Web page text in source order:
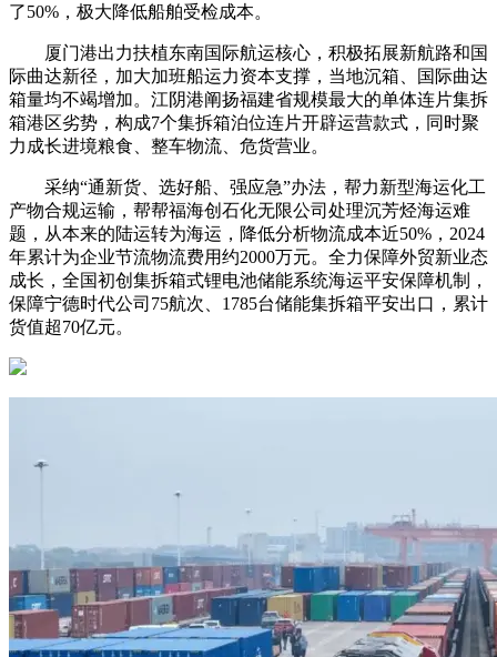
了50%，极大降低船舶受检成本。
厦门港出力扶植东南国际航运核心，积极拓展新航路和国
际曲达新径，加大加班船运力资本支撑，当地沉箱、国际曲达
箱量均不竭增加。江阴港阐扬福建省规模最大的单体连片集拆
箱港区劣势，构成7个集拆箱泊位连片开辟运营款式，同时聚
力成长进境粮食、整车物流、危货营业。
采纳“通新货、选好船、强应急”办法，帮力新型海运化工
产物合规运输，帮帮福海创石化无限公司处理沉芳烃海运难
题，从本来的陆运转为海运，降低分析物流成本近50%，2024
年累计为企业节流物流费用约2000万元。全力保障外贸新业态
成长，全国初创集拆箱式锂电池储能系统海运平安保障机制，
保障宁德时代公司75航次、1785台储能集拆箱平安出口，累计
货值超70亿元。